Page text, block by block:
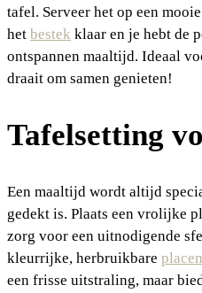
tafel. Serveer het op een
het bestek klaar en je hebt de
ontspannen maaltijd. Ideaal
draait om samen genieten!
Tafelsetting
Een maaltijd wordt altijd
gedekt is. Plaats een vrolijke
zorg voor een uitnodigende
kleurrijke, herbruikbare
een frisse uitstraling, maar